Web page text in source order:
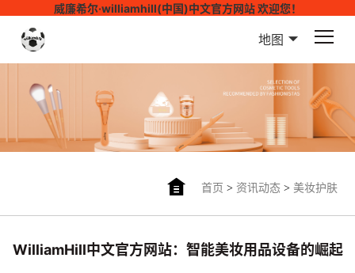
威廉希尔·williamhill(中国)中文官方网站 欢迎您！
地图
首页 > 资讯动态> 美妆护肤
WilliamHill中文官方网站：智能美妆用品设备的崛起